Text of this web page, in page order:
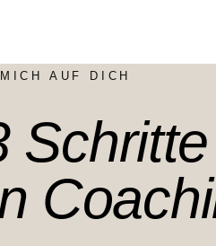
AUF DICH
Schritte